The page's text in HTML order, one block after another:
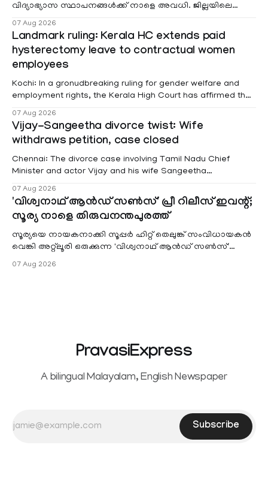
വിദ്യാഭ്യാസ സ്ഥാപനങ്ങൾക്ക് നാളെ അവധി. ജില്ലയിലെ
07 Aug 2026
Landmark ruling: Kerala HC extends paid
hysterectomy leave to contractual women
employees
Kochi: In a gronudbreaking ruling for gender welfare and
employment rights, the Kerala High Court has affirmed that
projects are eligible for paid medical leave following
hysterectomy surgery under the Kerala Service Rules
(KSR). The court noted that since essential benefits like
maternity
07 Aug 2026
Vijay-Sangeetha divorce twist: Wife
withdraws petition, case closed
Chennai: The divorce case involving Tamil Nadu Chief
Minister and actor Vijay and his wife Sangeetha
Sowrnalingam has taken a new turn after Sangeetha
reportedly withdrew the divorce petition she had filed
seeking separation from Vijay. Following the withdrawal of
the petition,
07 Aug 2026
'വിശ്വനാഥ് ആൻഡ് സൺസ്' പ്രീ റിലീസ് ഇവന്റ്;
സൂര്യ നാളെ തിരുവനന്തപുരത്ത്
സൂര്യയെ നായകനാക്കി സൂപ്പർ ഹിറ്റ് തെലുങ്ക് സംവിധായകൻ
വെങ്കി അറ്റ്ലൂരി ഒരുക്കുന്ന 'വിശ്വനാഥ് ആൻഡ് സൺസ്'
07 Aug 2026
PravasiExpress
A bilingual Malayalam, English Newspaper
Subscribe